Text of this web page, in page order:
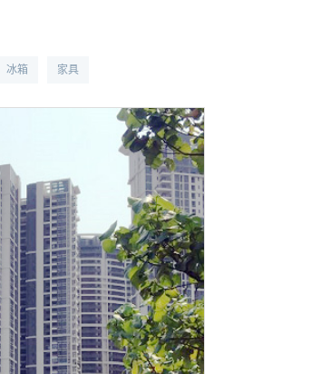
冰箱 家具